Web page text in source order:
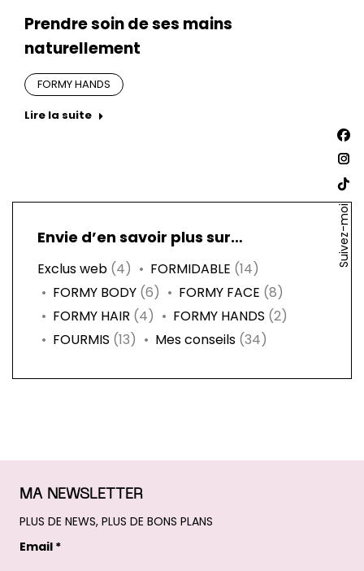
Prendre soin de ses mains
naturellement
FORMY HANDS
Lire la suite
Envie d’en savoir plus sur…
Exclus web (4) FORMIDABLE (14)
FORMY BODY (6) FORMY FACE (8)
FORMY HAIR (4) FORMY HANDS (2)
FOURMIS (13) Mes conseils (34)
MA NEWSLETTER
PLUS DE NEWS, PLUS DE BONS PLANS
Email *
Suivez-moi
sur :
La
une
La
La
Site